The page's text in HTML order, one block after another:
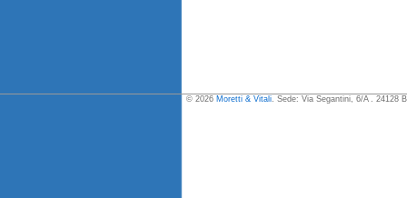
© 2026 Moretti & Vitali . Sede: Via Segantini, 6/A . 24128